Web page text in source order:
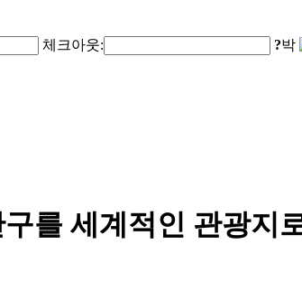
체크아웃: ?박
를 세계적인 관광지